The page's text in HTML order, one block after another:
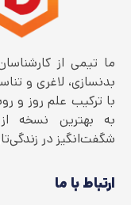
ما تیمی از
بدنسازی، لاغری و
با ترکیب علم روز و
به بهترین نسخه
شگفت‌انگیز در
ارتباط با ما